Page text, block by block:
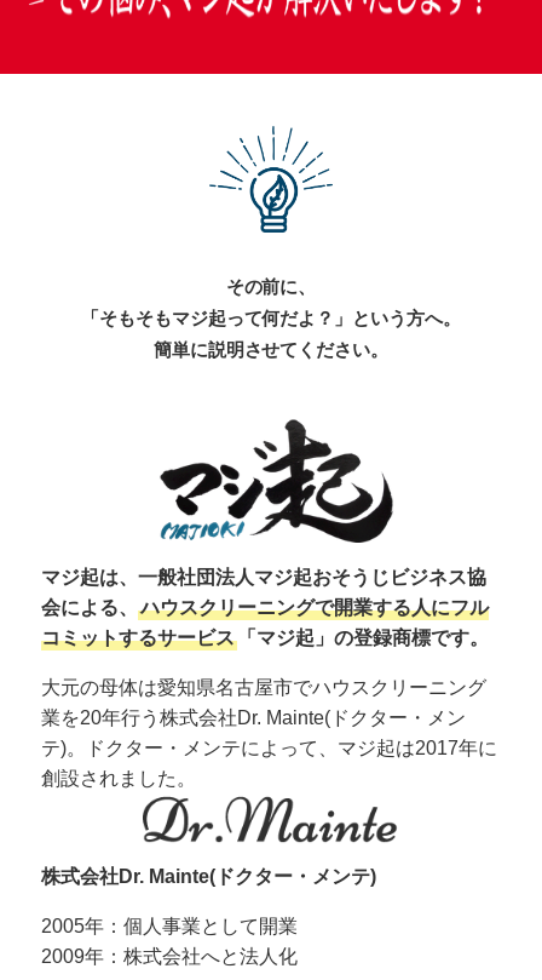
その前に、
「そもそもマジ起って何だよ？」という方へ。
簡単に説明させてください。
マジ起は、一般社団法人マジ起おそうじビジネス協
会による、ハウスクリーニングで開業する人にフル
コミットするサービス
「マジ起」の登録商標です。
大元の母体は愛知県名古屋市でハウスクリーニング
業を20年行う株式会社Dr. Mainte(ドクター・メン
テ)。ドクター・メンテによって、マジ起は2017年に
創設されました。
株式会社Dr. Mainte(ドクター・メンテ)
2005年：個人事業として開業
2009年：株式会社へと法人化